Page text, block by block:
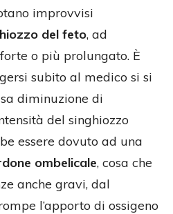
improvvisi
del feto, ad
o più prolungato. È
subito al medico si si
diminuzione di
del singhiozzo
essere dovuto ad una
ombelicale, cosa che
anche gravi, dal
l’apporto di ossigeno